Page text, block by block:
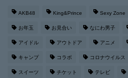
AKB48 King&Prince Sexy Zone
お年玉 お見合い なにわ男子
アイドル アウトドア アニメ
キャンプ コラボ コロナウイルス
スイーツ チケット テレビ